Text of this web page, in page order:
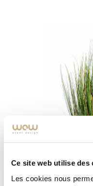
Ce site web utilise des
Les cookies nous